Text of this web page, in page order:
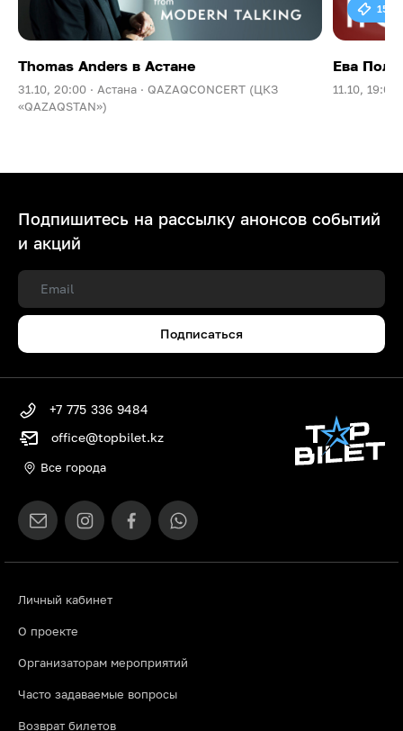
Thomas Anders в Астане
31.10, 20:00 · Астана · QAZAQCONCERT (ЦКЗ
«QAZAQSTAN»)
15
Ева
11.10, 19:00
Подпишитесь на рассылку анонсов событий
и акций
Подписаться
Личный кабинет
О проекте
Организаторам мероприятий
Часто задаваемые вопросы
Возврат билетов
+7 775 336 9484
office@topbilet.kz
Все города